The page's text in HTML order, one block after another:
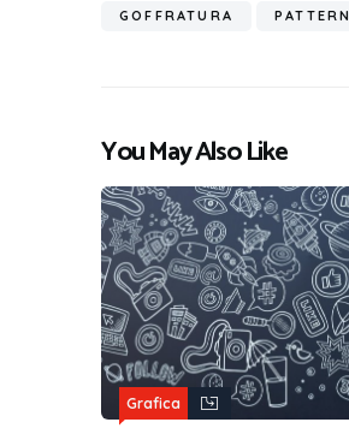
GOFFRATURA PATTERN
You May Also Like
Grafica